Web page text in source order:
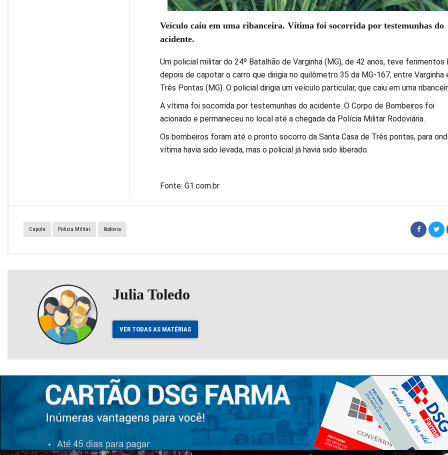
Veículo caiu em uma ribanceira. Vítima foi socorrida por testemunhas do
acidente.
Um policial militar do 24º Batalhão de Varginha (MG), de 42 anos, teve ferimentos
depois de capotar o carro que dirigia no quilômetro 35 da MG-167, entre Varginha
Três Pontas (MG). O policial dirigia um veículo particular, que caiu em uma
A vítima foi socorrida por testemunhas do acidente. O Corpo de Bombeiros foi
acionado e permaneceu no local até a chegada da Polícia Militar Rodoviária.
Os bombeiros foram até o pronto socorro da Santa Casa de Três pontas, para
vítima havia sido levada, mas o policial já havia sido liberado.
Fonte: G1.com.br
Capota Policia Militar Rodovia
Julia Toledo
VER TODAS AS MATÉRIAS